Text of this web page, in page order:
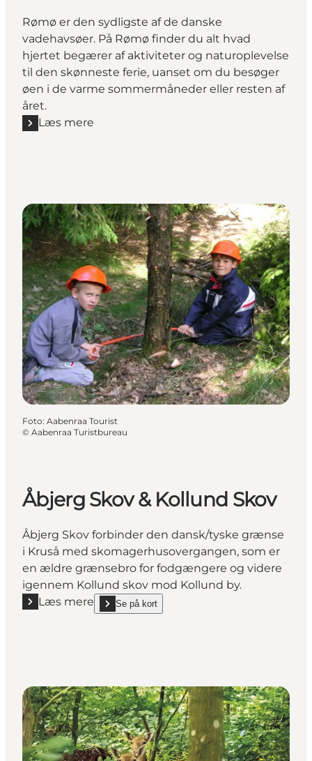
Rømø er den sydligste af de danske
vadehavsøer. På Rømø finder du alt hvad
hjertet begærer af aktiviteter og naturoplevelse
til den skønneste ferie, uanset om du besøger
øen i de varme sommermåneder eller resten af
året.
Læs mere
Læs mere "Rømø"
Foto: Aabenraa Tourist
© Aabenraa Turistbureau
Åbjerg Skov & Kollund Skov
Åbjerg Skov forbinder den dansk/tyske grænse
i Kruså med skomagerhusovergangen, som er
en ældre grænsebro for fodgængere og videre
igennem Kollund skov mod Kollund by.
Læs mere
Læs mere "Åbjerg Skov & Kollund Skov"
Se på kort
show Åbjerg Skov & Kollund Skov on_map